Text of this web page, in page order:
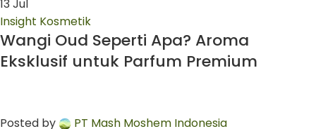
13 Jul
Insight Kosmetik
Wangi Oud Seperti Apa? Aroma
Eksklusif untuk Parfum Premium
Posted by
PT Mash Moshem Indonesia